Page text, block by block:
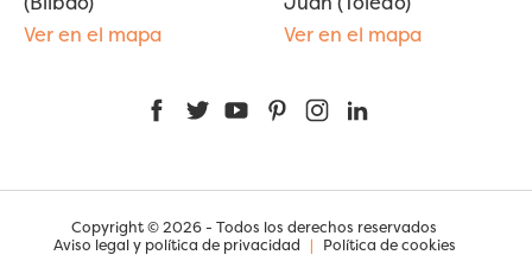
Ver en el mapa
Ver en el mapa
FacebookTwitterYouTubePinterestInstagram
Copyright © 2026 - Todos los derechos reservados
Aviso legal y política de privacidad | Política de cookies